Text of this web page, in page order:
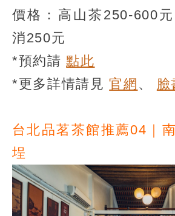
價格：高山茶250-600
消250元
*預約請點此
*更多詳情請見官網 、 臉
台北品茗茶館推薦04｜
埕